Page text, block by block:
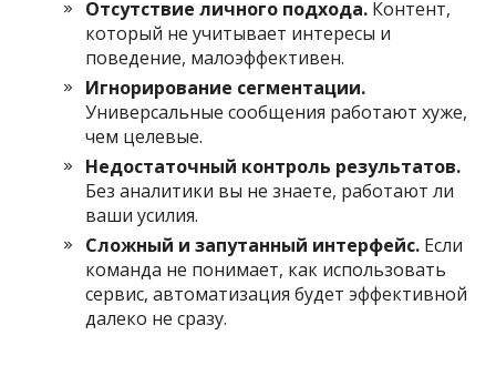
Отсутствие личного подхода. Контент,
который не учитывает интересы и
поведение, малоэффективен.
Игнорирование сегментации.
Универсальные сообщения работают хуже,
чем целевые.
Недостаточный контроль результатов.
Без аналитики вы не знаете, работают ли
ваши усилия.
Сложный и запутанный интерфейс. Если
команда не понимает, как использовать
сервис, автоматизация будет эффективной
далеко не сразу.